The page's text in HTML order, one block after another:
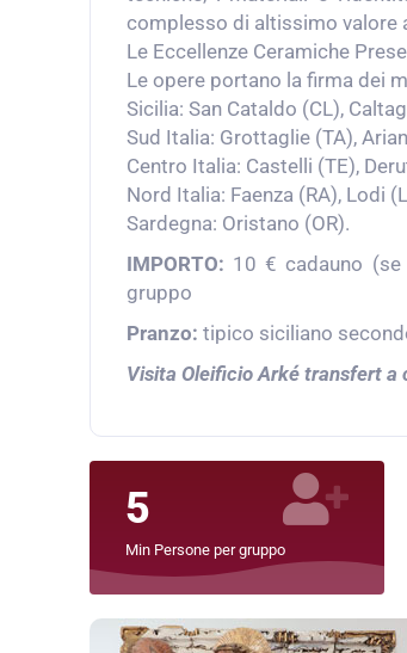
complesso di altissimo valore
Le Eccellenze Ceramiche
Le opere portano la firma dei
Sicilia: San Cataldo (CL),
Sud Italia: Grottaglie (TA),
Centro Italia: Castelli (TE),
Nord Italia: Faenza (RA), Lodi
Sardegna: Oristano (OR).
IMPORTO: 10 € cadauno (se
gruppo
Pranzo: tipico siciliano
Visita Oleificio Arké transfert a
5
Min Persone per gruppo